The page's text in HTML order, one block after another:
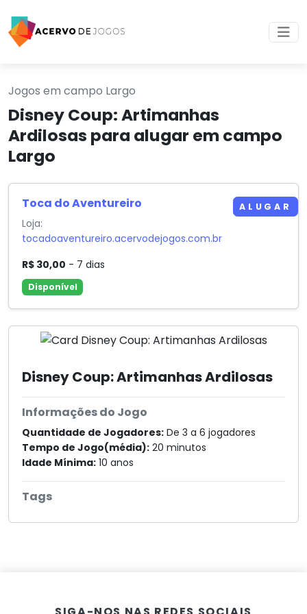
Jogos em campo Largo
Disney Coup: Artimanhas
Ardilosas para alugar em campo
Largo
Disney Coup: Artimanhas Ardilosas
Informações do Jogo
Quantidade de Jogadores: De 3 a 6 jogadores
Tempo de Jogo(média): 20 minutos
Idade Mínima: 10 anos
Tags
Toca do Aventureiro
Loja:
tocadoaventureiro.acervodejogos.com.br
R$ 30,00 - 7 dias
Disponível
ALUGAR